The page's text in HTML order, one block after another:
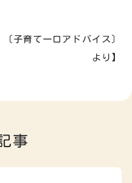
子育て一口アドバイス〕
より】
事